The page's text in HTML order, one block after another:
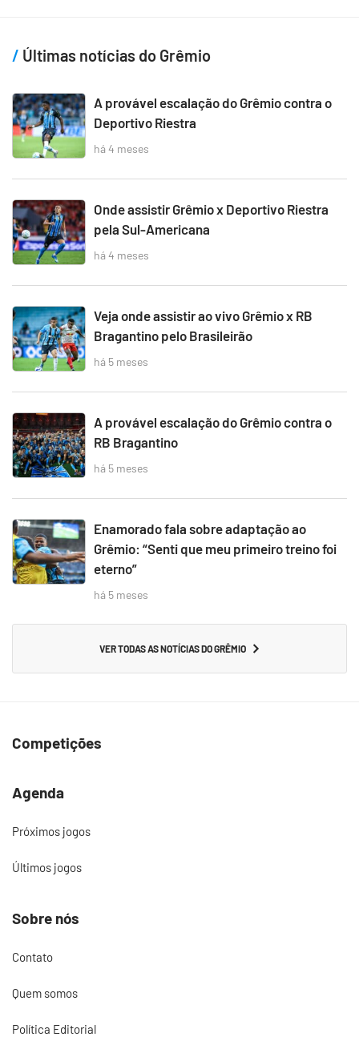
Últimas notícias do Grêmio
A provável escalação do Grêmio contra o
Deportivo Riestra
há 4 meses
Onde assistir Grêmio x Deportivo Riestra
pela Sul-Americana
há 4 meses
Veja onde assistir ao vivo Grêmio x RB
Bragantino pelo Brasileirão
há 5 meses
A provável escalação do Grêmio contra o
RB Bragantino
há 5 meses
Enamorado fala sobre adaptação ao
Grêmio: “Senti que meu primeiro treino foi
eterno”
há 5 meses
VER TODAS AS NOTÍCIAS DO GRÊMIO
Competições
Agenda
Próximos jogos
Últimos jogos
Sobre nós
Contato
Quem somos
Política Editorial